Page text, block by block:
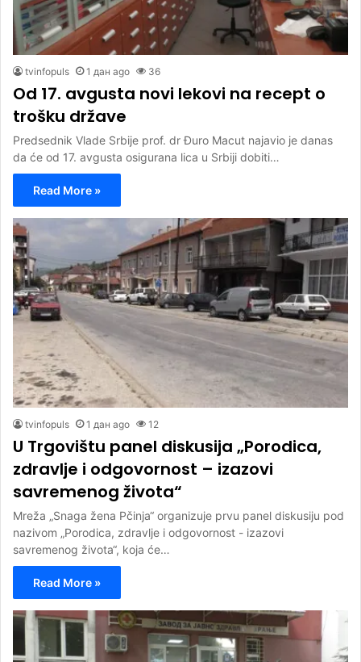
tvinfopuls 1 дан ago 36
Od 17. avgusta novi lekovi na recept o
trošku države
Predsednik Vlade Srbije prof. dr Đuro Macut najavio je danas
da će od 17. avgusta osigurana lica u Srbiji dobiti…
Read More »
tvinfopuls 1 дан ago 12
U Trgovištu panel diskusija „Porodica,
zdravlje i odgovornost – izazovi
savremenog života“
Mreža „Snaga žena Pčinja“ organizuje prvu panel diskusiju pod
nazivom „Porodica, zdravlje i odgovornost - izazovi
savremenog života“, koja će…
Read More »